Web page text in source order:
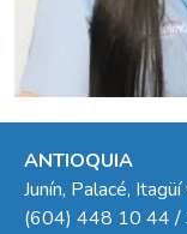
ANTIOQUIA
Junín, Palacé,
(604) 448 10 44